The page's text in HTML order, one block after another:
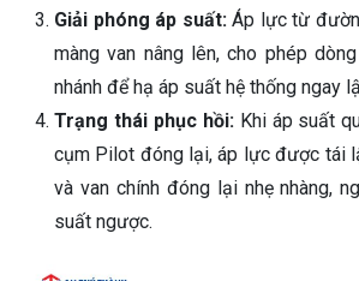
Giải phóng áp suất:Áp lực từ
màng van nâng lên, cho phép
nhánh để hạ áp suất hệ thống ngay
Trạng thái phục hồi:Khi áp suất
cụm Pilot đóng lại, áp lực được tái
và van chính đóng lại nhẹ nhàng,
suất ngược.